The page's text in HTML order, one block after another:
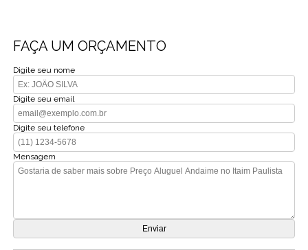
FAÇA UM ORÇAMENTO
Digite seu nome
Digite seu email
Digite seu telefone
Mensagem